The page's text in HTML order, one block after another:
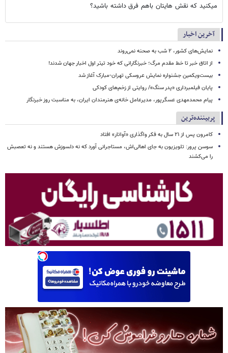
میکنید که نقش هایتان باهم فرق داشته باشید؟
آخرین اخبار
نمایش‌های کشور، ٢ شب به صحنه نمی‌روند
از اتاق خبر تا خط مقدم مرگ؛ خبرنگارانی که خود تیتر اول اخبار جهان شدند!
بیست‌ویکمین جشنواره نمایش عروسکی تهران-مبارک آغاز شد
پایان فیلمبرداری «پدر سنگ»/ روایتی از زخم‌های کودکی
پیام محمدمهدی عسگرپور، مدیرعامل خانه‌ی هنرمندان ایران، به مناسبت روز خبرنگار
پربیننده‌ترین
کامرون پس از ۲۱ سال به فکر واگذاری «آواتار» افتاد
سوسن پرور: تلویزیون به جای اهالی‌اش، مستاجرانی آورد که نه دلسوزش هستند و نه تعصبش
را می‌کشند